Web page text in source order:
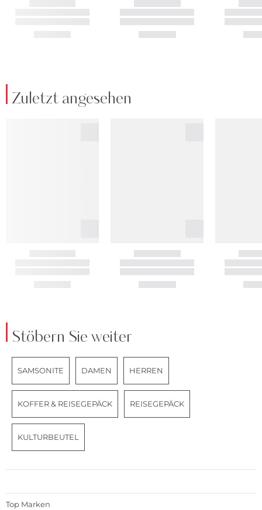
Zuletzt angesehen
Stöbern Sie weiter
SAMSONITE DAMEN HERREN
KOFFER & REISEGEPÄCK REISEGEPÄCK
KULTURBEUTEL
Top Marken